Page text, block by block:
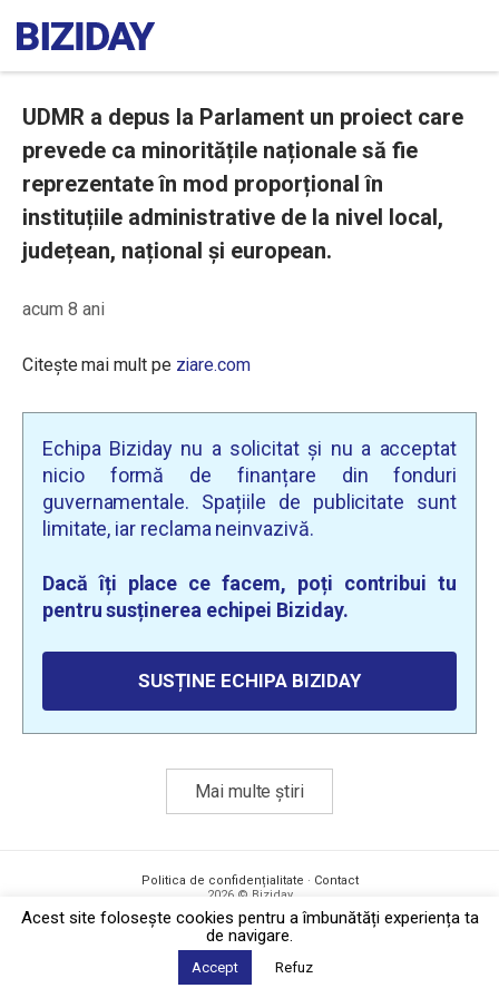
UDMR a depus la Parlament un proiect care
prevede ca minoritățile naționale să fie
reprezentate în mod proporțional în
instituțiile administrative de la nivel local,
județean, național și european.
acum 8 ani
Citește mai mult pe ziare.com
Echipa Biziday nu a solicitat și nu a acceptat
nicio formă de finanțare din fonduri
guvernamentale. Spațiile de publicitate sunt
limitate, iar reclama neinvazivă.
Dacă îți place ce facem, poți contribui tu
pentru susținerea echipei Biziday.
SUSȚINE ECHIPA BIZIDAY
Mai multe știri
Politica de confidențialitate · Contact
2026 © Biziday
Acest site foloseşte cookies pentru a îmbunătăți experiența ta
de navigare.
Accept Refuz